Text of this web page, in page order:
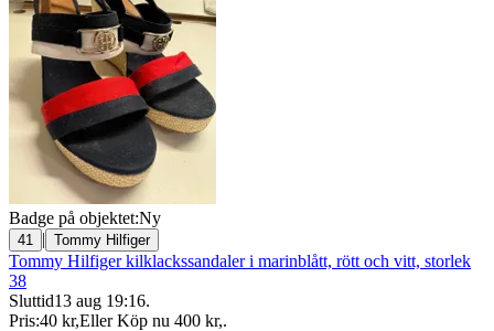
Badge på objektet:Ny
41 | Tommy Hilfiger
Tommy Hilfiger kilklackssandaler i marinblått, rött och vitt, storlek
38
Sluttid13 aug 19:16.
Pris:40 kr,Eller Köp nu 400 kr,.